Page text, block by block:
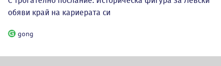
обяви край на кариерата си
gong